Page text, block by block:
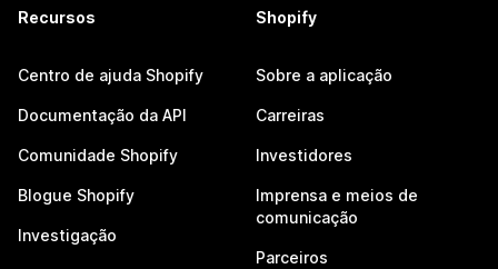
Recursos
Centro de ajuda Shopify
Documentação da API
Comunidade Shopify
Blogue Shopify
Investigação
Shopify
Sobre a aplicação
Carreiras
Investidores
Imprensa e meios de
comunicação
Parceiros